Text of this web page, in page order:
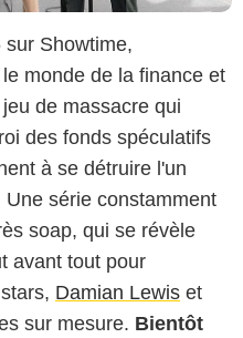
Showtime,
monde de la finance et
de massacre qui
des fonds spéculatifs
à se détruire l'un
Une série constamment
soap, qui se révèle
avant tout pour
Damian Lewis et
sur mesure. Bientôt